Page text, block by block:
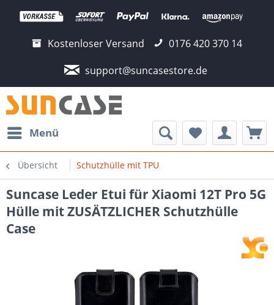
Kostenloser Versand
0176 420 370 14
support@suncasestore.de
Menü
Übersicht Schutzhülle mit TPU
Suncase Leder Etui für Xiaomi 12T Pro 5G
Hülle mit ZUSÄTZLICHER Schutzhülle
Case